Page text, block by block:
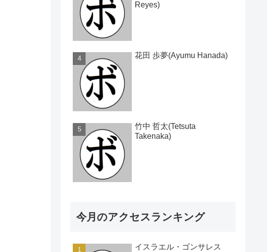
Reyes)
花田 歩夢(Ayumu Hanada)
竹中 哲太(Tetsuta
Takenaka)
今月のアクセスランキング
イスラエル・ゴンサレス